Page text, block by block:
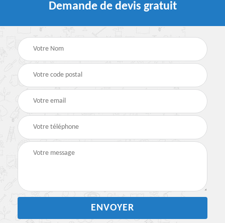
Demande de devis gratuit